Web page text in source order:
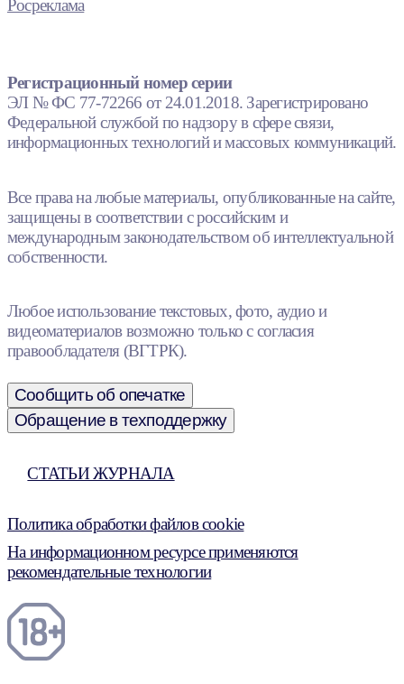
Росреклама
Регистрационный номер серии
ЭЛ № ФС 77-72266 от 24.01.2018. Зарегистрировано
Федеральной службой по надзору в сфере связи,
информационных технологий и массовых коммуникаций.
Все права на любые материалы, опубликованные на сайте,
защищены в соответствии с российским и
международным законодательством об интеллектуальной
собственности.
Любое использование текстовых, фото, аудио и
видеоматериалов возможно только с согласия
правообладателя (ВГТРК).
Сообщить об опечатке
Обращение в техподдержку
СТАТЬИ ЖУРНАЛА
Политика обработки файлов cookie
На информационном ресурсе применяются
рекомендательные технологии